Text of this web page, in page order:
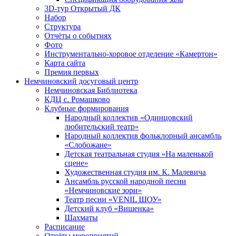
3D-тур Открытый ДК
Набор
Структура
Отчёты о событиях
Фото
Инструментально-хоровое отделение «Камертон»
Карта сайта
Премия первых
Немчиновский досуговый центр
Немчиновская Библиотека
КДЦ с. Ромашково
Клубные формирования
Народный коллектив «Одинцовский
любительский театр»
Народный коллектив фольклорный ансамбль
«Слобожане»
Детская театральная студия «На маленькой
сцене»
Художественная студия им. К. Малевича
Ансамбль русской народной песни
«Немчиновские зори»
Театр песни «VENIL ШОУ»
Детский клуб «Вишенка»
Шахматы
Расписание